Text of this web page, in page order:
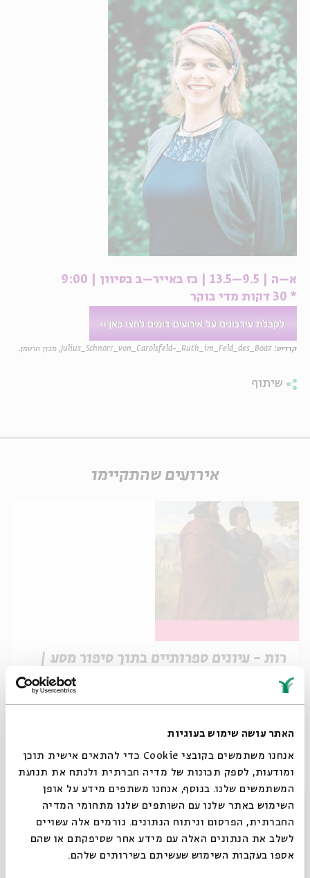
האתר עושה שימוש בעוגיות
אנחנו משתמשים בקובצי Cookie כדי להתאים אישית תוכן
ומודעות, לספק תכונות של מדיה חברתית ולנתח את תנועת
המשתמשים שלנו. בנוסף, אנחנו משתפים מידע על אופן
השימוש באתר שלנו עם השותפים שלנו מתחומי המדיה
החברתית, הפרסום וניתוח הנתונים. גורמים אלה עשויים
לשלב את הנתונים האלה עם מידע אחר שסיפקתם או שהם
אספו בעקבות השימוש שעשיתם בשירותים שלהם.
א–ה | 9.5–13.5 | כז באייר–ב בסיוון | 9:00
* 30 דקות מדי בוקר
קרדיט:
שיתוף
אירועים שהתקיימו
רות - עיונים ספרותיים בתוך סיפור מסע |
מתוך:
zoom
סגור